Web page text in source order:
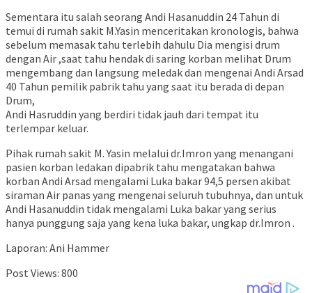
Sementara itu salah seorang Andi Hasanuddin 24 Tahun di
temui di rumah sakit M.Yasin menceritakan kronologis, bahwa
sebelum memasak tahu terlebih dahulu Dia mengisi drum
dengan Air ,saat tahu hendak di saring korban melihat Drum
mengembang dan langsung meledak dan mengenai Andi Arsad
40 Tahun pemilik pabrik tahu yang saat itu berada di depan
Drum,
Andi Hasruddin yang berdiri tidak jauh dari tempat itu
terlempar keluar.
Pihak rumah sakit M. Yasin melalui dr.Imron yang menangani
pasien korban ledakan dipabrik tahu mengatakan bahwa
korban Andi Arsad mengalami Luka bakar 94,5 persen akibat
siraman Air panas yang mengenai seluruh tubuhnya, dan untuk
Andi Hasanuddin tidak mengalami Luka bakar yang serius
hanya punggung saja yang kena luka bakar, ungkap dr.Imron .
Laporan: Ani Hammer
Post Views: 800